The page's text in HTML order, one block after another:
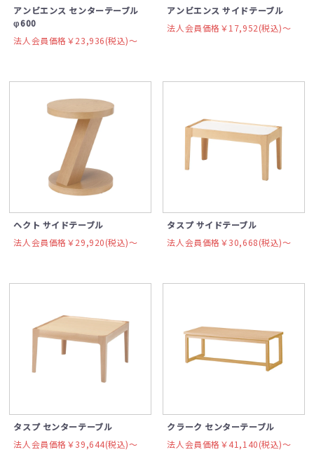
アンビエンス センターテーブル
φ600
法人会員価格￥23,936(税込)〜
アンビエンス サイドテーブル
法人会員価格￥17,952(税込)〜
ヘクト サイドテーブル
法人会員価格￥29,920(税込)〜
タスプ サイドテーブル
法人会員価格￥30,668(税込)〜
タスプ センターテーブル
法人会員価格￥39,644(税込)〜
クラーク センターテーブル
法人会員価格￥41,140(税込)〜